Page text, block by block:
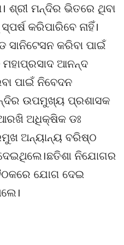
ଶ୍ରୀ ମନ୍ଦିର ଭିତରେ ଥିବା
କରିପାରିବେ ନାହିଁ।
କରିବା ପାଇଁ
ମହାପ୍ରସାଦ ଆନନ୍ଦ
ପାଇଁ ନିବେଦନ
ଉପମୁଖ୍ୟ ପ୍ରଶାସକ
ଆରଖି ଅଧିକ୍ଷିକ ଡଃ
ଅନ୍ୟାନ୍ୟ ବରିଷ୍ଠ
ନିଯୋଗର
ଯୋଗ ଦେଇ